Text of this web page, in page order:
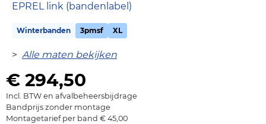
EPREL link (bandenlabel)
Winterbanden 3pmsf XL
> Alle maten bekijken
€ 294,50
Incl. BTW en afvalbeheersbijdrage
Bandprijs zonder montage
Montagetarief per band € 45,00